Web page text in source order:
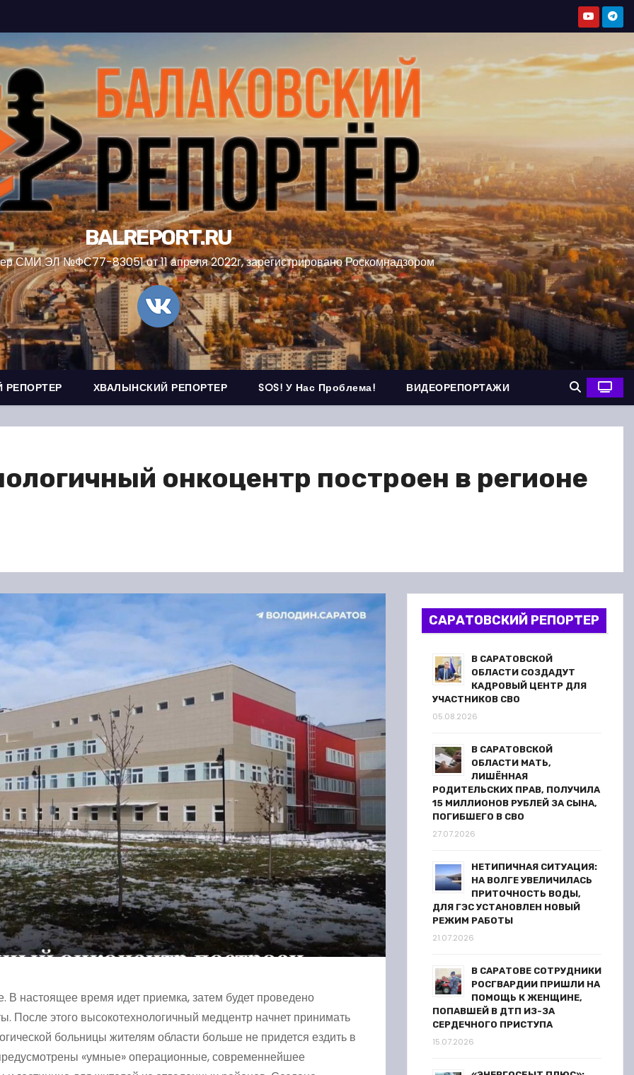
BALREPORT.RU
СМИ ЭЛ №ФС77-83051 от 11 апреля 2022г, зарегистрировано Роскомнадзором
РЕПОРТЕР ХВАЛЫНСКИЙ РЕПОРТЕР SOS! У Нас Проблема! ВИДЕОРЕПОРТАЖИ
онкоцентр построен в регионе
настоящее время идет приемка, затем будет проведено
После этого высокотехнологичный медцентр начнет принимать
больницы жителям области больше не придется ездить в
«умные» операционные, современнейшее
САРАТОВСКИЙ РЕПОРТЕР
В САРАТОВСКОЙ
ОБЛАСТИ СОЗДАДУТ
КАДРОВЫЙ ЦЕНТР ДЛЯ
УЧАСТНИКОВ СВО
05.08.2026
В САРАТОВСКОЙ
ОБЛАСТИ МАТЬ,
ЛИШЁННАЯ
РОДИТЕЛЬСКИХ ПРАВ, ПОЛУЧИЛА
15 МИЛЛИОНОВ РУБЛЕЙ ЗА СЫНА,
ПОГИБШЕГО В СВО
27.07.2026
НЕТИПИЧНАЯ СИТУАЦИЯ:
НА ВОЛГЕ УВЕЛИЧИЛАСЬ
ПРИТОЧНОСТЬ ВОДЫ,
ДЛЯ ГЭС УСТАНОВЛЕН НОВЫЙ
РЕЖИМ РАБОТЫ
21.07.2026
В САРАТОВЕ СОТРУДНИКИ
РОСГВАРДИИ ПРИШЛИ НА
ПОМОЩЬ К ЖЕНЩИНЕ,
ПОПАВШЕЙ В ДТП ИЗ-ЗА
СЕРДЕЧНОГО ПРИСТУПА
15.07.2026